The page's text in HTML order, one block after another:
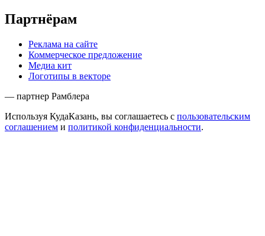
Партнёрам
Реклама на сайте
Коммерческое предложение
Медиа кит
Логотипы в векторе
— партнер Рамблера
Используя КудаКазань, вы соглашаетесь с пользовательским
соглашением и политикой конфиденциальности.